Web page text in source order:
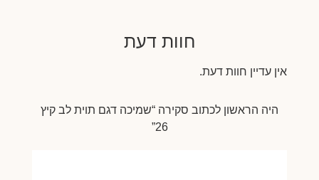
חוות דעת
אין עדיין חוות דעת.
היה הראשון לכתוב סקירה “שמיכה דגם תוית לב קיץ
26”